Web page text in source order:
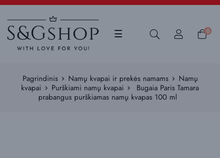
Toggle
☰ 0
Pagrindinis Namų kvapai ir prekės namams
Namų
kvapai
Purškiami namų kvapai
Bugaia Paris Tamara
prabangus purškiamas namų kvapas 100 ml